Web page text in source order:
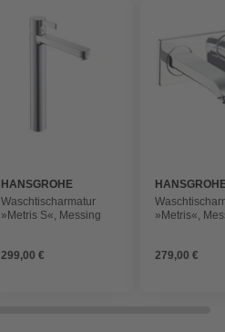
HANSGROHE
Waschtischarmatur
»Metris S«, Messing
299,00 €
»Metris«,
279,00 €